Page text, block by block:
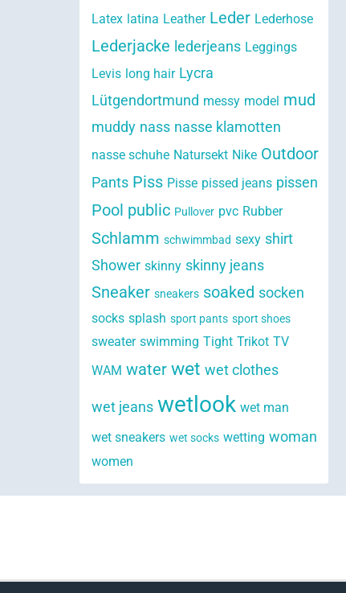
Latex latina Leather Leder Lederhose
Lederjacke lederjeans Leggings
Levis long hair Lycra
Lütgendortmund messy model mud
muddy nass nasse klamotten
nasse schuhe Natursekt Nike Outdoor
Pants Piss Pisse pissed jeans pissen
Pool public Pullover pvc Rubber
Schlamm schwimmbad sexy shirt
Shower skinny skinny jeans
Sneaker sneakers soaked socken
socks splash sport pants sport shoes
sweater swimming Tight Trikot TV
WAM water wet wet clothes
wet jeans wetlook wet man
wet sneakers wet socks wetting woman
women